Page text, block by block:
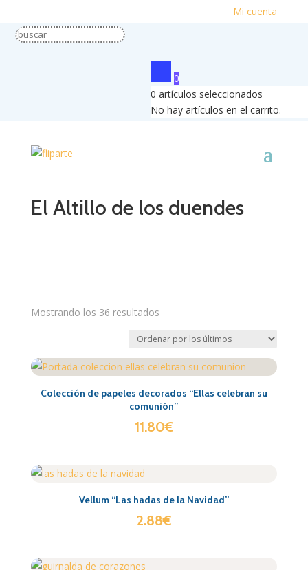
Mi cuenta
0
0 artículos seleccionados
No hay artículos en el carrito.
El Altillo de los duendes
Mostrando los 36 resultados
Colección de papeles decorados “Ellas celebran su
comunión”
11.80€
Vellum “Las hadas de la Navidad”
2.88€